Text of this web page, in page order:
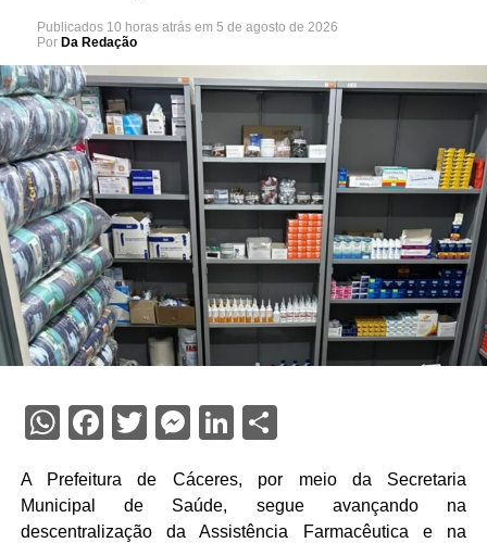
Publicados 10 horas atrás em 5 de agosto de 2026
Por Da Redação
WhatsApp
Facebook
Twitter
Messenger
LinkedIn
Share
A Prefeitura de Cáceres, por meio da Secretaria
Municipal de Saúde, segue avançando na
descentralização da Assistência Farmacêutica e na